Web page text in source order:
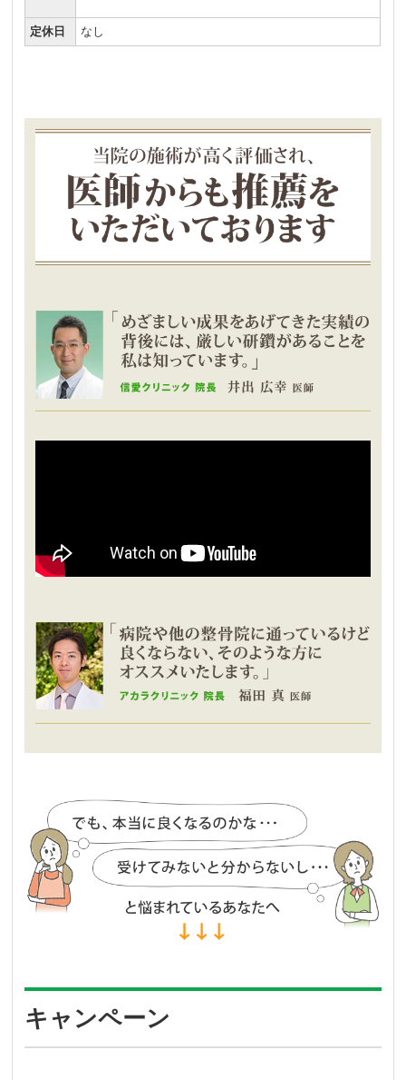
定休日 なし
キャンペーン